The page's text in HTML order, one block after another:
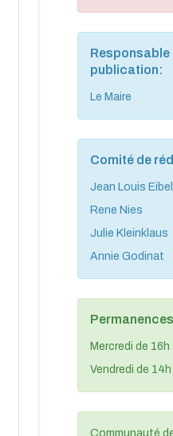
Responsable
publication:
Le Maire
Comité de
Jean Louis Eibel
Rene Nies
Julie Kleinklaus
Annie Godinat
Mercredi de 16h
Vendredi de
Communauté